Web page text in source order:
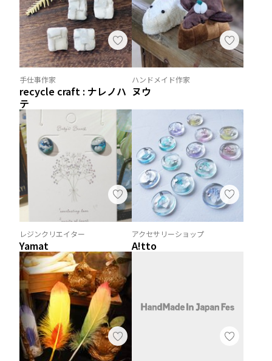
手仕事作家
recycle craft : ナレノハ
テ
ハンドメイド作家
ヌウ
レジンクリエイター
Yamat
アクセサリーショップ
A!tto